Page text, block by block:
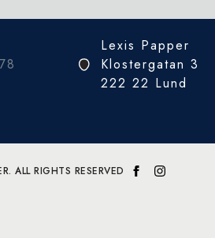
Lexis Papper
Klostergatan 3
222 22 Lund
ALL RIGHTS RESERVED